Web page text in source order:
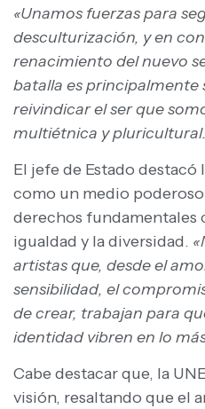
«Unamos fuerzas para
desculturización, y en
renacimiento del nuevo
batalla es principalmente
reivindicar el ser que
multiétnica y pluricultural.
El jefe de Estado
como un medio
derechos fundamentales
igualdad y la diversidad.
artistas que, desde el
sensibilidad, el
de crear, trabajan para
identidad vibren en lo
Cabe destacar que, la
visión, resaltando que el